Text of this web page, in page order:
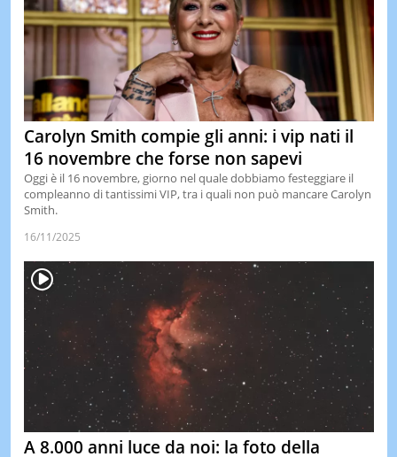
Carolyn Smith compie gli anni: i vip nati il
16 novembre che forse non sapevi
Oggi è il 16 novembre, giorno nel quale dobbiamo festeggiare il
compleanno di tantissimi VIP, tra i quali non può mancare Carolyn
Smith.
16/11/2025
A 8.000 anni luce da noi: la foto della